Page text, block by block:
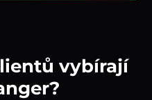
vybírají